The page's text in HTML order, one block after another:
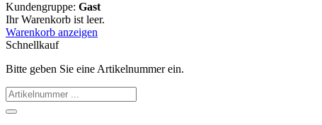
Kundengruppe: Gast
Ihr Warenkorb ist leer.
Warenkorb anzeigen
Schnellkauf
Bitte geben Sie eine Artikelnummer ein.